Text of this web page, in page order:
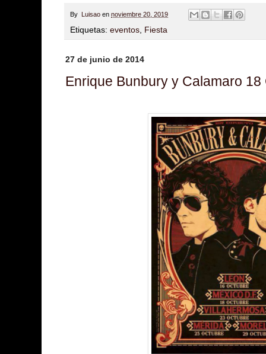
By Luisao en noviembre 20, 2019
Etiquetas: eventos Fiesta
27 de junio de 2014
Enrique Bunbury y Calamaro